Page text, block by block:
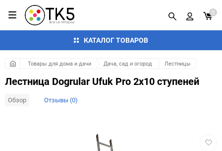
КАТАЛОГ ТОВАРОВ
0
Товары для дома и дачи Дача, сад и огород Лестницы
Лестница Dogrular Ufuk Pro 2x10 ступеней
Обзор Отзывы (0)